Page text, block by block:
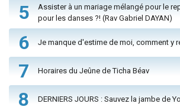
5
Assister à un mariage mélangé pour le
pour les danses ?! (Rav Gabriel DAYAN)
6 Je manque d'estime de moi, comment y
7 Horaires du Jeûne de Ticha Béav
8 DERNIERS JOURS : Sauvez la jambe de